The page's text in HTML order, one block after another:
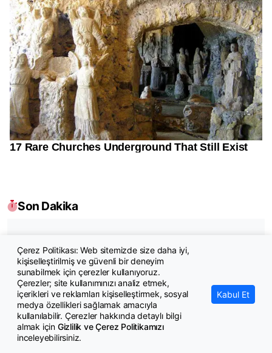
Son Dakika
savunma ittifakı
Borç yapılandırmada son başvuru süresi yaklaşıyor
AHBAP'a kayyum atandı
AYM: Mal bildiriminde bulunulmamasına disiplin
cezası gereklidir
Çerez Politikası: Web sitemizde size daha iyi,
kişiselleştirilmiş ve güvenli bir deneyim
sunabilmek için çerezler kullanıyoruz.
Çerezler; site kullanımınızı analiz etmek,
içerikleri ve reklamları kişiselleştirmek, sosyal
medya özellikleri sağlamak amacıyla
kullanılabilir. Çerezler hakkında detaylı bilgi
almak için Gizlilik ve Çerez Politikamızı
inceleyebilirsiniz.
Kabul Et